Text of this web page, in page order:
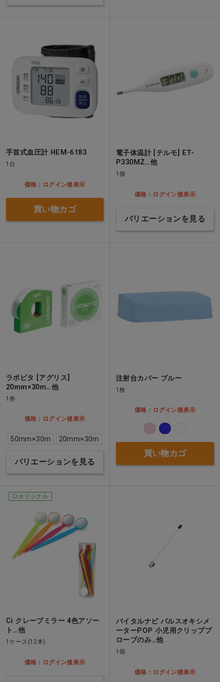
手首式血圧計 HEM-6183
1台
価格：ログイン後表示
買い物カゴ
電子体温計 [テルモ] ET-
P330MZ…他
1個
価格：ログイン後表示
バリエーションを見る
ラボピタ [アグリス]
20mm×30m…他
1巻
価格：ログイン後表示
50mm×30m 20mm×30m
バリエーションを見る
注射台カバー ブルー
1枚
価格：ログイン後表示
買い物カゴ
Ciオリジナル
Ci クレーブミラー 4色アソー
ト…他
1ケース(12本)
価格：ログイン後表示
バイタルナビ パルスオキシメ
ーターPOP 小児用クリッププ
ローブのみ…他
1個
価格：ログイン後表示